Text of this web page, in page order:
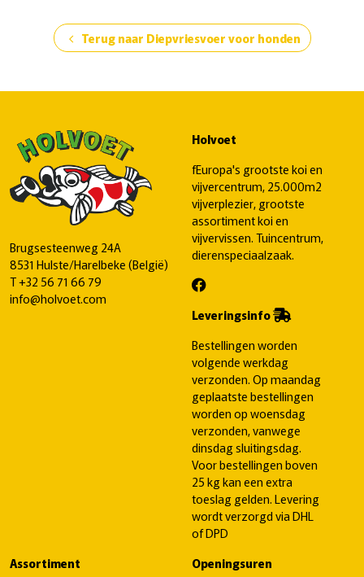
chevron_left Terug naar Diepvriesvoer voor honden
Brugsesteenweg 24A
8531 Hulste/Harelbeke (België)
T+32 56 71 66 79
info@holvoet.com
Holvoet
fEuropa's grootste koi en
vijvercentrum, 25.000m2
vijverplezier, grootste
assortiment koi en
vijvervissen. Tuincentrum,
dierenspeciaalzaak.
Leveringsinfo
Bestellingen worden
volgende werkdag
verzonden. Op maandag
geplaatste bestellingen
worden op woensdag
verzonden, vanwege
dinsdag sluitingsdag.
Voor bestellingen boven
25 kg kan een extra
toeslag gelden. Levering
wordt verzorgd via DHL
of DPD
Assortiment
Openingsuren